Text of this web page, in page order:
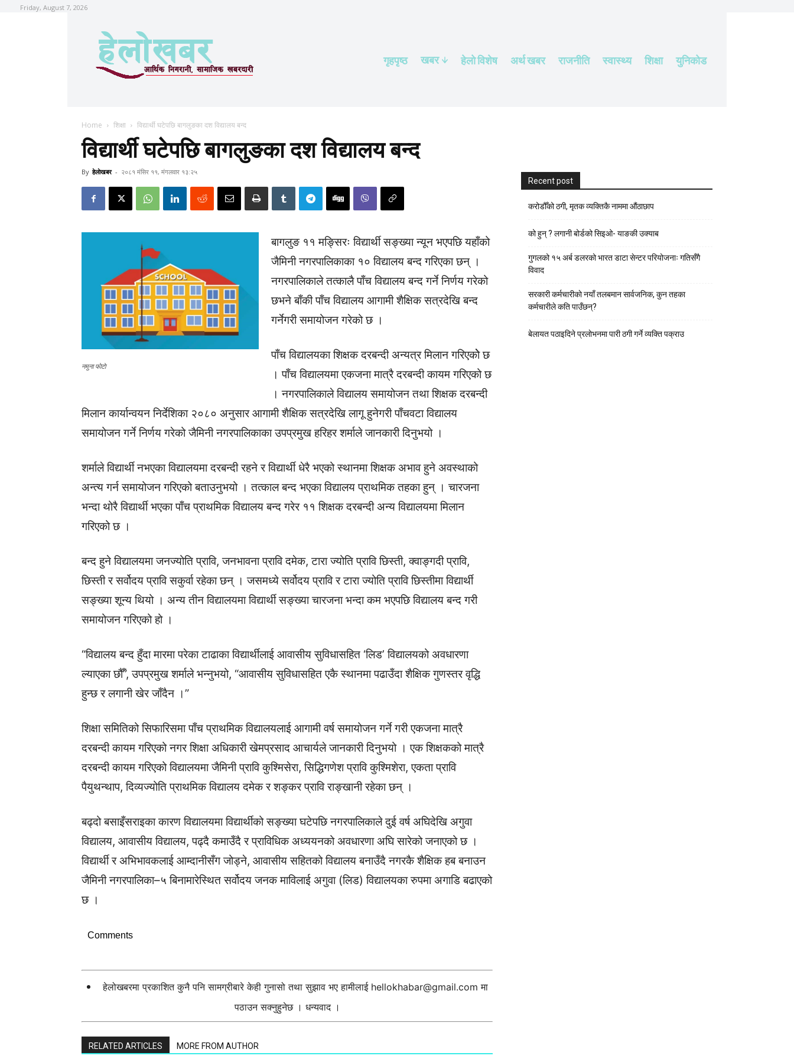
Friday, August 7, 2026
गृहपृष्ठ खबर हेलाे विशेष अर्थ खबर राजनीति स्वास्थ्य शिक्षा युनिकोड
Home शिक्षा विद्यार्थी घटेपछि बागलुङका दश विद्यालय बन्द
विद्यार्थी घटेपछि बागलुङका दश विद्यालय बन्द
By हेलाेखबर - २०८१ मंसिर ११, मंगलवार १३:२५
नमुना फाेटाे
बागलुङ ११ मङ्सिरः विद्यार्थी सङ्ख्या न्यून भएपछि यहाँको
जैमिनी नगरपालिकाका १० विद्यालय बन्द गरिएका छन् ।
नगरपालिकाले तत्कालै पाँच विद्यालय बन्द गर्ने निर्णय गरेको
छभने बाँकी पाँच विद्यालय आगामी शैक्षिक सत्रदेखि बन्द
गर्नेगरी समायोजन गरेको छ ।
पाँच विद्यालयका शिक्षक दरबन्दी अन्यत्र मिलान गरिएकोे छ
। पाँच विद्यालयमा एकजना मात्रै दरबन्दी कायम गरिएको छ
। नगरपालिकाले विद्यालय समायोजन तथा शिक्षक दरबन्दी
मिलान कार्यान्वयन निर्देशिका २०८० अनुसार आगामी शैक्षिक सत्रदेखि लागू हुनेगरी पाँचवटा विद्यालय
समायोजन गर्ने निर्णय गरेको जैमिनी नगरपालिकाका उपप्रमुख हरिहर शर्माले जानकारी दिनुभयो ।
शर्माले विद्यार्थी नभएका विद्यालयमा दरबन्दी रहने र विद्यार्थी धेरै भएको स्थानमा शिक्षक अभाव हुने अवस्थाको
अन्त्य गर्न समायोजन गरिएको बताउनुभयो । तत्काल बन्द भएका विद्यालय प्राथमिक तहका हुन् । चारजना
भन्दा थोरै विद्यार्थी भएका पाँच प्राथमिक विद्यालय बन्द गरेर ११ शिक्षक दरबन्दी अन्य विद्यालयमा मिलान
गरिएको छ ।
बन्द हुने विद्यालयमा जनज्योति प्रावि, जनभावना प्रावि दमेक, टारा ज्योति प्रावि छिस्ती, क्वाङ्गदी प्रावि,
छिस्ती र सर्वोदय प्रावि सकुर्वा रहेका छन् । जसमध्ये सर्वोदय प्रावि र टारा ज्योति प्रावि छिस्तीमा विद्यार्थी
सङ्ख्या शून्य थियो । अन्य तीन विद्यालयमा विद्यार्थी सङ्ख्या चारजना भन्दा कम भएपछि विद्यालय बन्द गरी
समायोजन गरिएको हो ।
“विद्यालय बन्द हुँदा मारमा परेका टाढाका विद्यार्थीलाई आवासीय सुविधासहित ‘लिड’ विद्यालयको अवधारणा
ल्याएका छौँ”, उपप्रमुख शर्माले भन्नुभयो, “आवासीय सुविधासहित एकै स्थानमा पढाउँदा शैक्षिक गुणस्तर वृद्धि
हुन्छ र लगानी खेर जाँदैन ।”
शिक्षा समितिको सिफारिसमा पाँच प्राथमिक विद्यालयलाई आगामी वर्ष समायोजन गर्ने गरी एकजना मात्रै
दरबन्दी कायम गरिएको नगर शिक्षा अधिकारी खेमप्रसाद आचार्यले जानकारी दिनुभयो । एक शिक्षकको मात्रै
दरबन्दी कायम गरिएको विद्यालयमा जैमिनी प्रावि कुश्मिसेरा, सिद्धिगणेश प्रावि कुश्मिशेरा, एकता प्रावि
पैयुथन्थाप, दिव्यज्योति प्राथमिक विद्यालय दमेक र शङ्कर प्रावि राङ्खानी रहेका छन् ।
बढ्दो बसाइँसराइका कारण विद्यालयमा विद्यार्थीको सङ्ख्या घटेपछि नगरपालिकाले दुई वर्ष अघिदेखि अगुवा
विद्यालय, आवासीय विद्यालय, पढ्दै कमाउँदै र प्राविधिक अध्ययनको अवधारणा अघि सारेको जनाएको छ ।
विद्यार्थी र अभिभावकलाई आम्दानीसँग जोड्ने, आवासीय सहितको विद्यालय बनाउँदै नगरकै शैक्षिक हब बनाउन
जैमिनी नगरपालिका–५ बिनामारेस्थित सर्वोदय जनक माविलाई अगुवा (लिड) विद्यालयका रुपमा अगाडि बढाएको
छ ।
Comments
हेलोखबरमा प्रकाशित कुनै पनि सामग्रीबारे केही गुनासो तथा सुझाव भए हामीलाई hellokhabar@gmail.com मा
पठाउन सक्नुहुनेछ । धन्यवाद ।
RELATED ARTICLES MORE FROM AUTHOR
Recent post
करोडौँको ठगी, मृतक व्यक्तिकै नाममा औंठाछाप
को हुन् ? लगानी बोर्डको सिइओ- याङकी उक्याब
गुगलको १५ अर्ब डलरको भारत डाटा सेन्टर परियोजनाः गतिसँगै
विवाद
सरकारी कर्मचारीकाे नयाँ तलबमान सार्वजनिक, कुन तहका
कर्मचारीले कति पाउँछन्?
बेलायत पठाइदिने प्रलाेभनमा पारी ठगी गर्ने व्यक्ति पक्राउ